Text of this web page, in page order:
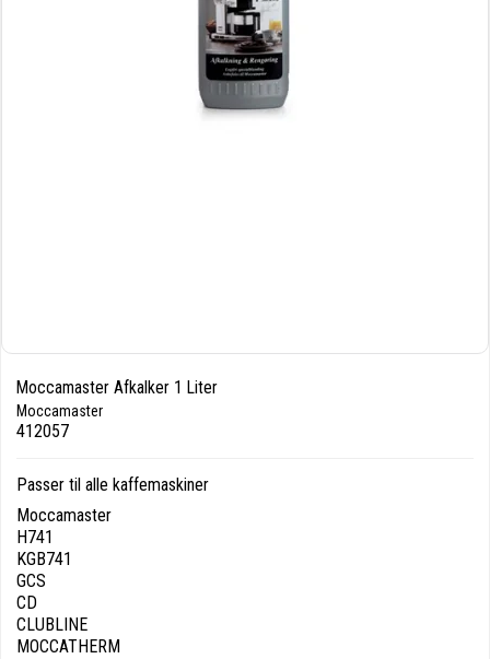
Moccamaster Afkalker 1 Liter
Moccamaster
412057
Passer til alle kaffemaskiner
Moccamaster
H741
KGB741
GCS
CD
CLUBLINE
MOCCATHERM